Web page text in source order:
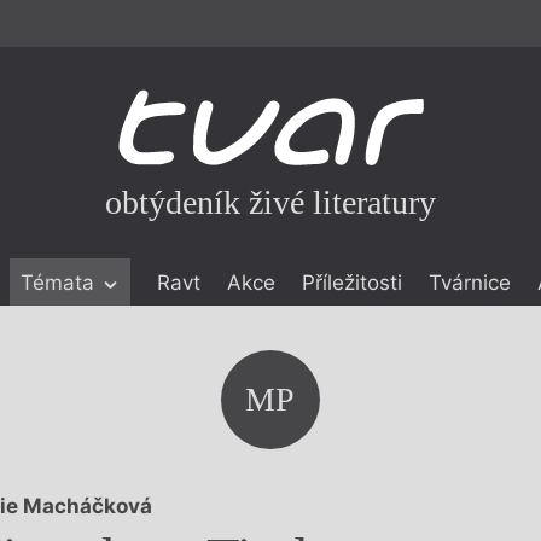
obtýdeník živé literatury
Témata Ravt Akce Příležitosti Tvárnice
MP
Macháčková